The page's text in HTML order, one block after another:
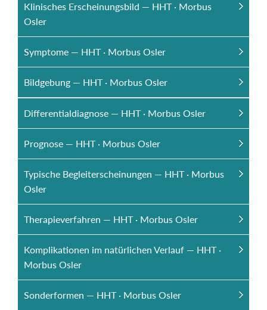
Klinisches Erscheinungsbild — HHT · Morbus
Osler
Symptome — HHT · Morbus Osler
Bildgebung — HHT · Morbus Osler
Differentialdiagnose — HHT · Morbus Osler
Prognose — HHT · Morbus Osler
Typische Begleiterscheinungen — HHT · Morbus
Osler
Therapieverfahren — HHT · Morbus Osler
Komplikationen im natürlichen Verlauf — HHT ·
Morbus Osler
Sonderformen — HHT · Morbus Osler